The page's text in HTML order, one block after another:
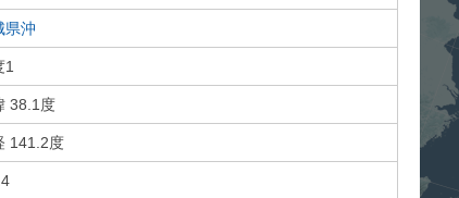
県沖
1
38.1度
141.2度